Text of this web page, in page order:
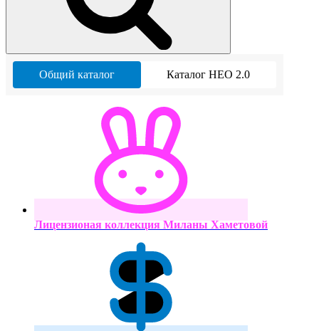
Общий каталог Каталог НЕО 2.0
Лицензионая коллекция Миланы Хаметовой